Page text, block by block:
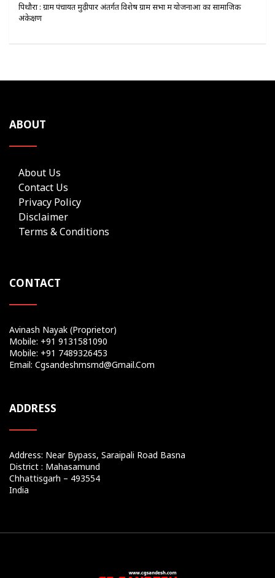
पिथौरा : ग्राम पंचायत मुढ़ीपार अंतर्गत विशेष ग्राम सभा में योजनाओं का सामाजिक
अंकेक्षण
ABOUT
About Us
Contact Us
Privacy Policy
Disclaimer
Terms & Conditions
CONTACT
Avinash Nayak (Proprietor)
Mobile: +91 9131581090
Mobile: +91 7489326453
Email: Cgsandeshmsmd@gmail.com
ADDRESS
Address: Near Bypass, Saraipali Road Basna
District : Mahasamund
Chhattisgarh – 493554
India